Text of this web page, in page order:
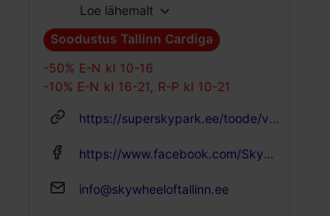
Õpilase pilet 10.00-12.00 €
Perepilet 28.00-34.00 €
Loe lähemalt
Soodustus Tallinn Cardiga
-50% E-N kl 10-16
-10% E-N kl 16-21, R-P kl 10-21
https://superskypark.ee/toode/vaateratas/
https://www.facebook.com/SkywheelOfTallinn/
info@skywheeloftallinn.ee